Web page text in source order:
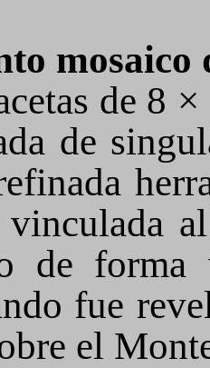
mosaico
de 8
de
vinculada
de
fue
el